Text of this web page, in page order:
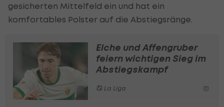
gesicherten Mittelfeld ein und hat ein
komfortables Polster auf die Abstiegsränge.
Elche und Affengruber
feiern wichtigen Sieg im
Abstiegskampf
La Liga